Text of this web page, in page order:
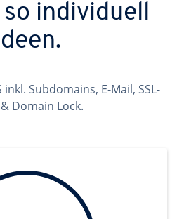
individuell
Subdomains, E-Mail, SSL-
Domain Lock.